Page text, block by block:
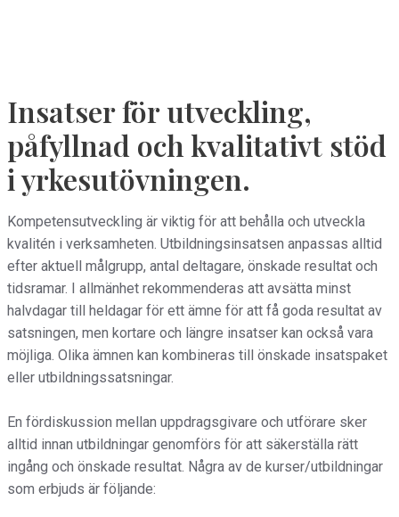
Insatser för utveckling,
påfyllnad och kvalitativt stöd
i yrkesutövningen.
Kompetensutveckling är viktig för att behålla och utveckla
kvalitén i verksamheten. Utbildningsinsatsen anpassas alltid
efter aktuell målgrupp, antal deltagare, önskade resultat och
tidsramar. I allmänhet rekommenderas att avsätta minst
halvdagar till heldagar för ett ämne för att få goda resultat av
satsningen, men kortare och längre insatser kan också vara
möjliga. Olika ämnen kan kombineras till önskade insatspaket
eller utbildningssatsningar.
En fördiskussion mellan uppdragsgivare och utförare sker
alltid innan utbildningar genomförs för att säkerställa rätt
ingång och önskade resultat. Några av de kurser/utbildningar
som erbjuds är följande: